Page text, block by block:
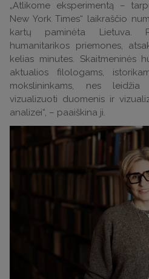
„Atlikome eksperimentą –
New York Times“ laikraščio
kartų paminėta Lietuva.
humanitarikos priemones,
kelias minutes. Skaitmeninės
aktualios filologams,
mokslininkams, nes
vizualizuoti duomenis ir
analizei“, – paaiškina ji.